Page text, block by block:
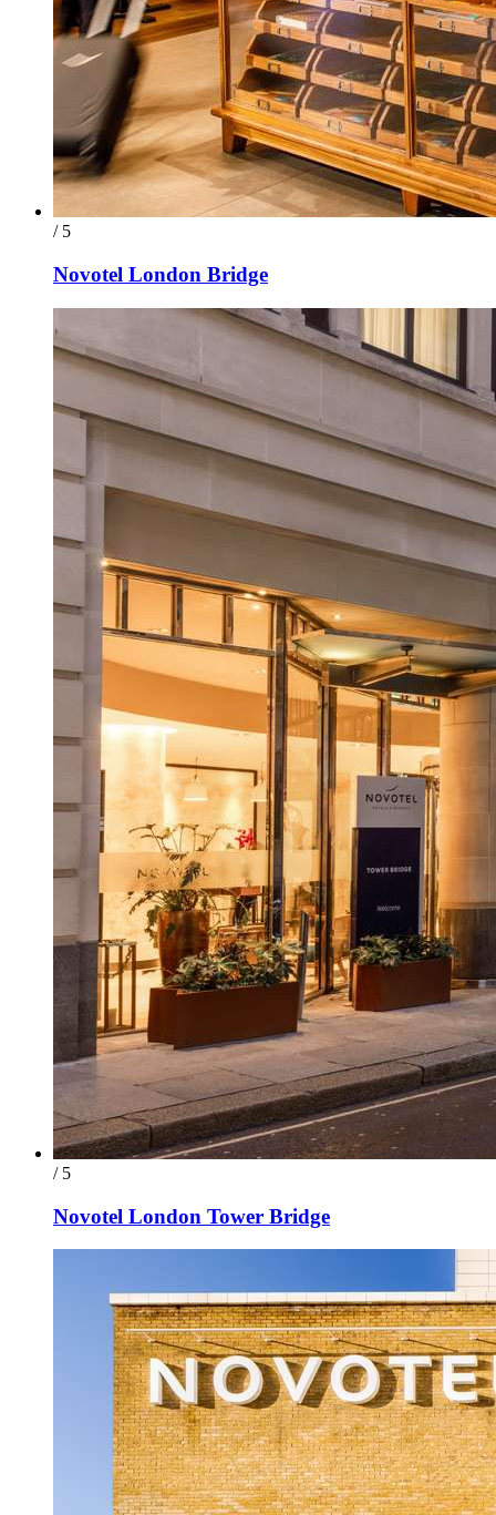
/ 5
Novotel London Bridge
/ 5
Novotel London Tower Bridge